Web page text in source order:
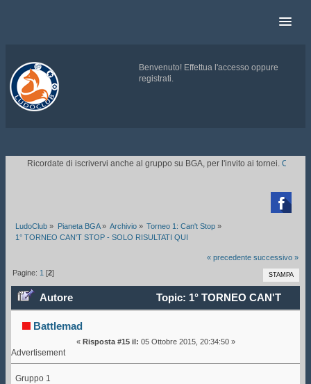
Benvenuto! Effettua l'accesso oppure
registrati.
.
Ricordate di iscrivervi anche al gruppo su BGA, per l'invito ai tornei.

LudoClub » Pianeta BGA» Archivio» Torneo 1: Can't Stop »
1° TORNEO CAN'T STOP - SOLO RISULTATI QUI
« precedente successivo »
STAMPA
Pagine: 1 [2]
Autore
Topic: 1° TORNEO CAN'T
STOP - SOLO RISULTATI QUI (Letto 177788 volte)
Battlemad
« Risposta #15 il: 05 Ottobre 2015, 20:34:50 »
Advertisement
Gruppo 1